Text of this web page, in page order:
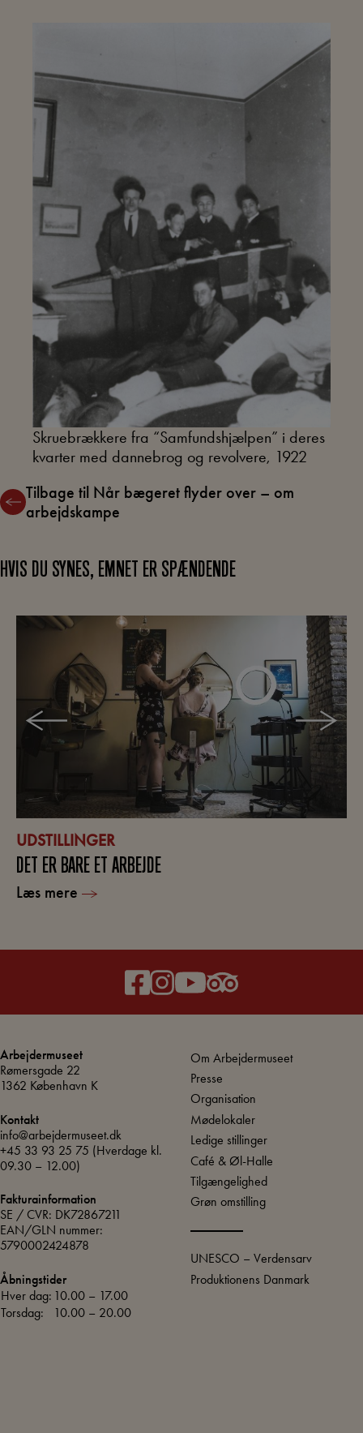
Skruebrækkere fra “Samfundshjælpen” i deres
kvarter med dannebrog og revolvere, 1922
Tilbage til Når bægeret flyder over – om
arbejdskampe
HVIS DU SYNES, EMNET ER SPÆNDENDE
UDSTILLINGER
DET ER BARE ET ARBEJDE
Læs mere
Arbejdermuseet
Rømersgade 22
1362 København K
Kontakt
info@arbejdermuseet.dk
+45 33 93 25 75 (Hverdage kl.
09.30 – 12.00)
Fakturainformation
SE / CVR: DK72867211
EAN/GLN nummer:
5790002424878
Åbningstider
Hver dag: 10.00 – 17.00
Torsdag:
10.00 – 20.00
Om Arbejdermuseet
Presse
Organisation
Mødelokaler
Ledige stillinger
Café & Øl-Halle
Tilgængelighed
Grøn omstilling
UNESCO – Verdensarv
Produktionens Danmark